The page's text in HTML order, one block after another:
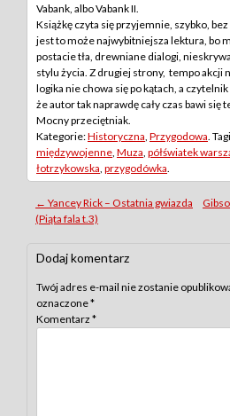
Vabank, albo Vabank II.
Książkę czyta się przyjemnie, szybko,
jest to może najwybitniejsza lektura, bo
postacie tła, drewniane dialogi,
stylu życia. Z drugiej strony, tempo akcji
logika nie chowa się po kątach, a czytelnik
że autor tak naprawdę cały czas bawi się
Mocny przeciętniak.
Kategorie:Historyczna Przygodowa .
międzywojenne Muza półświatek
łotrzykowska przygodówka
Post
navigation
← Yancey Rick – Ostatnia gwiazda
(Piąta fala t.3)
Dodaj komentarz
Twój adres e-mail nie zostanie
oznaczone*
Komentarz *